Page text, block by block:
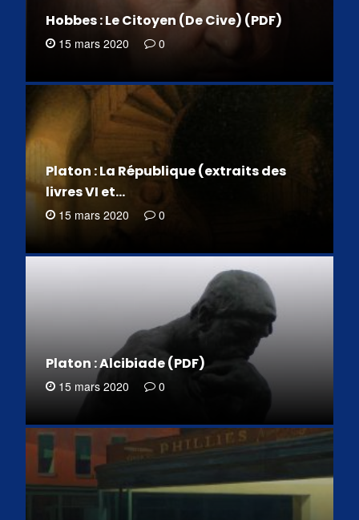
Hobbes : Le Citoyen (De Cive) (PDF)
15 mars 2020 0
Platon : La République (extraits des
livres VI et…
15 mars 2020 0
Platon : Alcibiade (PDF)
15 mars 2020 0